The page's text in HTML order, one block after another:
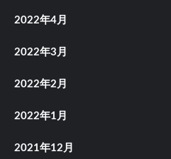
2022年4月
2022年3月
2022年2月
2022年1月
2021年12月